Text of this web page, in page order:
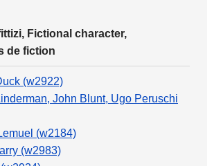
Fictional character,
de fiction
(w2922)
John Blunt, Ugo Peruschi
(w2184)
(w2983)